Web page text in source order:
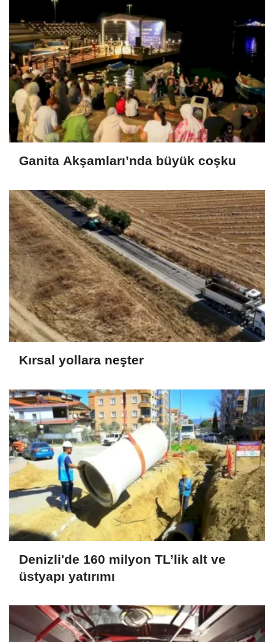
Ganita Akşamları’nda büyük coşku
Kırsal yollara neşter
Denizli'de 160 milyon TL’lik alt ve
üstyapı yatırımı